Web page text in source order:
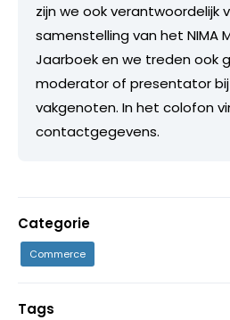
zijn we ook verantwoordelijk
samenstelling van het NIMA
Jaarboek en we treden ook
moderator of presentator
vakgenoten. In het colofon
contactgegevens.
Categorie
Commerce
Tags